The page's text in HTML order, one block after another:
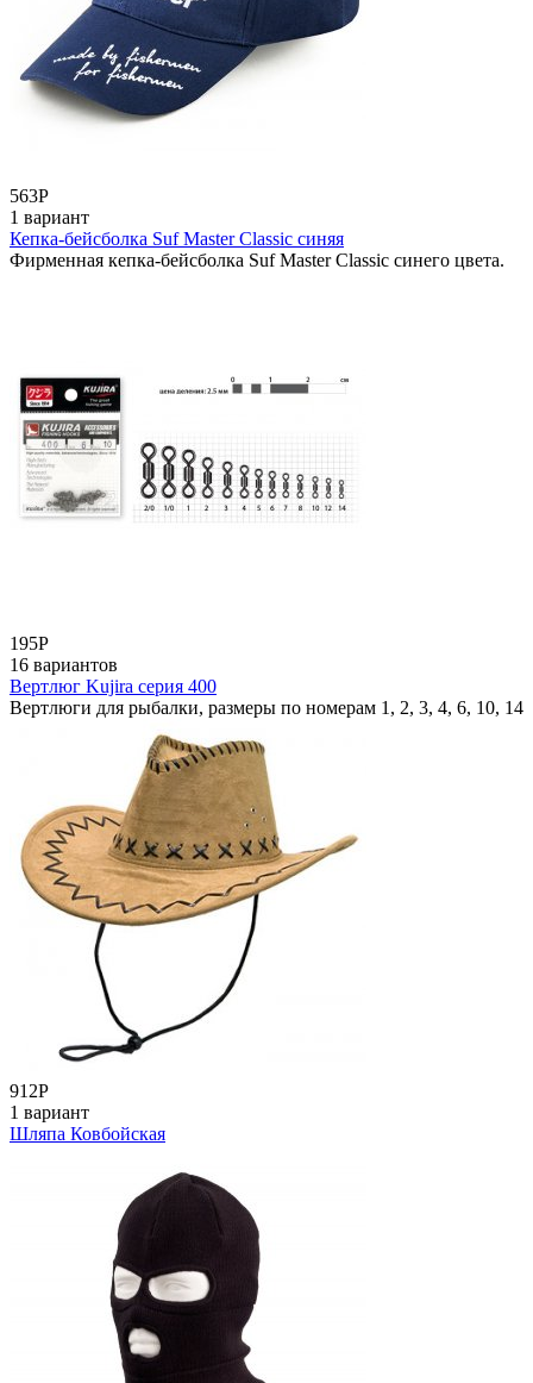
563Р
1 вариант
Кепка-бейсболка Suf Master Classic синяя
Фирменная кепка-бейсболка Suf Master Classic синего цвета.
195Р
16 вариантов
Вертлюг Kujira серия 400
Вертлюги для рыбалки, размеры по номерам 1, 2, 3, 4, 6, 10, 14
912Р
1 вариант
Шляпа Ковбойская